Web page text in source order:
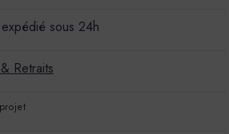
sous 24h
Retraits